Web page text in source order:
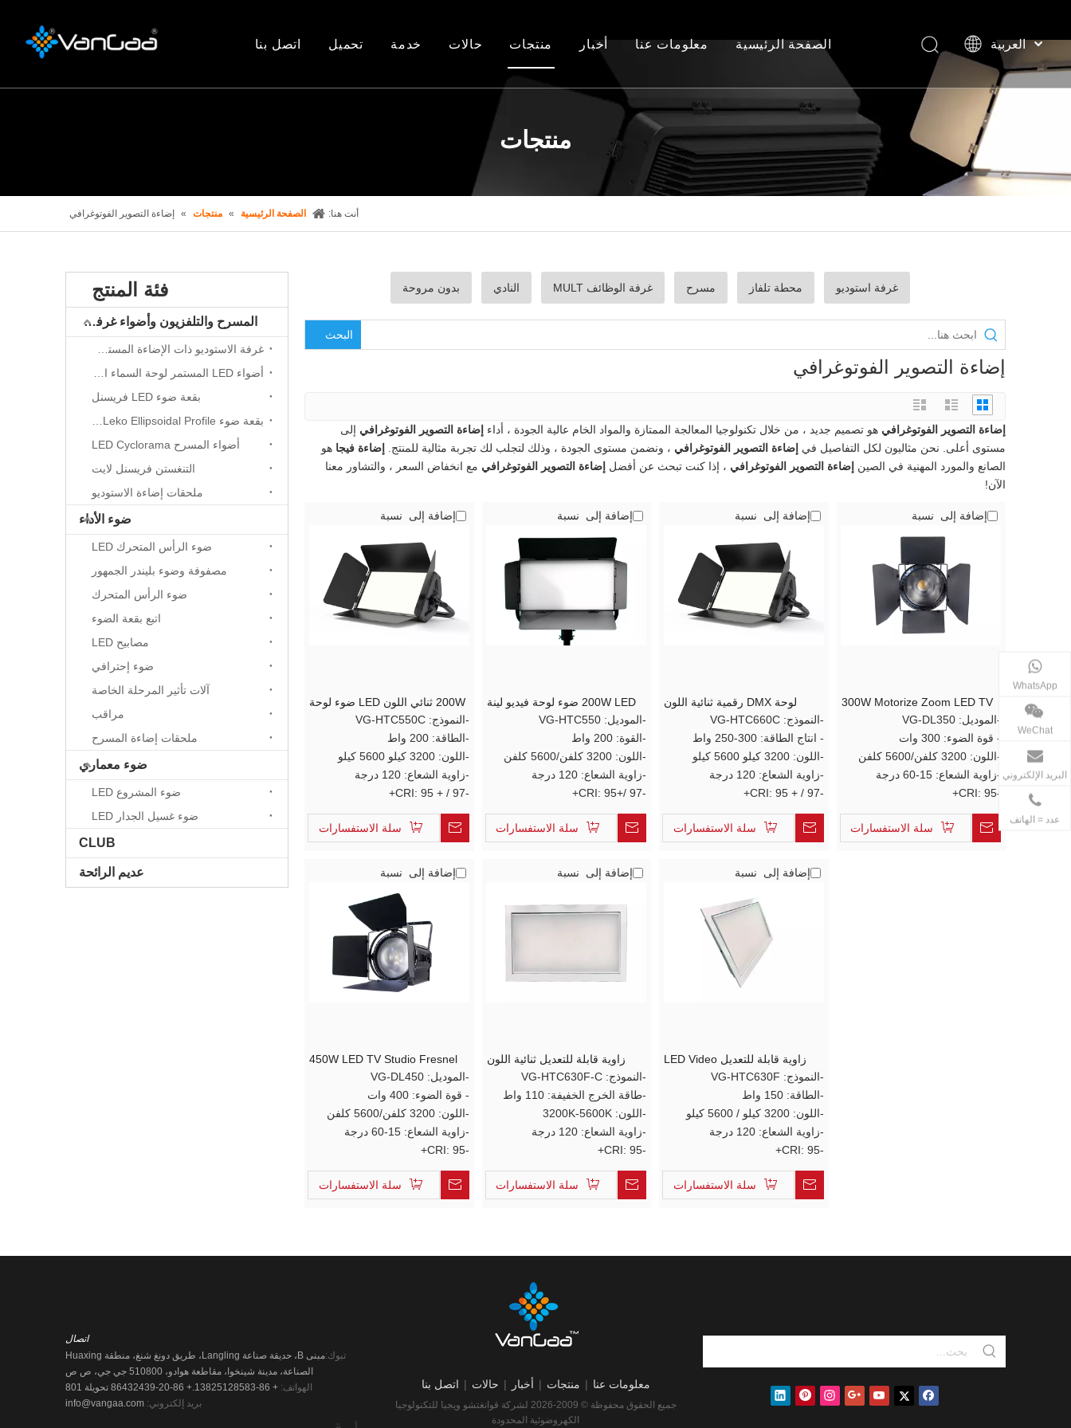
اتصل بنا تحميل خدمة حالات
مشاريع في الصين
منتجات
المسرح، التلفزيون، أضواء غرفة الاستوديو
الضوء المعماري
أخبار
اخبار الصناعة
أخبار فانجا
معلومات عنا الصفحة الرئيسية
العربية
한국어
Deutsch
Español
Pусский
English
منتجات
أنت هنا: الصفحة الرئيسية » منتجات » إضاءة التصوير الفوتوغرافي
فئة المنتج
المسرح والتلفزيون وأضواء غرفة الاستوديو
بقعة ضوء LED فريسنل
أضواء المسرح LED Cyclorama
التنغستن فريسنل لايت
ملحقات إضاءة الاستوديو
ضوء الأداء
ضوء الرأس المتحرك LED
مصفوفة وضوء بليندر الجمهور
ضوء الرأس المتحرك
اتبع بقعة الضوء
مصابيح LED
ضوء إحترافي
آلات تأثير المرحلة الخاصة
مراقب
ملحقات إضاءة المسرح
ضوء معماري
ضوء المشروع LED
ضوء غسيل الجدار LED
CLUB
عديم الرائحة
غرفة استوديو محطة تلفاز مسرح غرفة الوظائف MULT النادي بدون مروحة
البحث
إضاءة التصوير الفوتوغرافي
إضاءة التصوير الفوتوغرافي هو تصميم جديد ، من خلال تكنولوجيا المعالجة الممتازة والمواد الخام عالية الجودة ، أداء إضاءة التصوير الفوتوغرافي إلى
مستوى أعلى. نحن مثاليون لكل التفاصيل في إضاءة التصوير الفوتوغرافي ، ونضمن مستوى الجودة ، وذلك لتجلب لك تجربة مثالية للمنتج. إضاءة فيجا هو
الصانع والمورد المهنية في الصين إضاءة التصوير الفوتوغرافي ، إذا كنت تبحث عن أفضل إضاءة التصوير الفوتوغرافي مع انخفاض السعر ، والتشاور معنا
الآن!
إضافة إلى نسبة
200W ثنائي اللون LED ضوء لوحة
-النموذج: VG-HTC550C
-الطاقة: 200 واط
-اللون: 3200 كيلو 5600 كيلو
-زاوية الشعاع: 120 درجة
-CRI: 95 + / 97+
سلة الاستفسارات
إضافة إلى نسبة
200W LED ضوء لوحة فيديو لينة
-الموديل: VG-HTC550
-القوة: 200 واط
-اللون: 3200 كلفن/5600 كلفن
-زاوية الشعاع: 120 درجة
-CRI: 95+/ 97+
سلة الاستفسارات
إضافة إلى نسبة
لوحة DMX رقمية ثنائية اللون
-النموذج: VG-HTC660C
- انتاج الطاقة: 300-250 واط
-اللون: 3200 كيلو 5600 كيلو
-زاوية الشعاع: 120 درجة
-CRI: 95 + / 97+
سلة الاستفسارات
إضافة إلى نسبة
300W Motorize Zoom LED TV
Studio Fresnel مستمر ضوء النهار
-الموديل: VG-DL350
- قوة الضوء: 300 وات
-اللون: 3200 كلفن/5600 كلفن
-زاوية الشعاع: 15-60 درجة
-CRI: 95+
سلة الاستفسارات
إضافة إلى نسبة
450W LED TV Studio Fresnel
مستمر ضوء النهار
-الموديل: VG-DL450
- قوة الضوء: 400 وات
-اللون: 3200 كلفن/5600 كلفن
-زاوية الشعاع: 15-60 درجة
-CRI: 95+
سلة الاستفسارات
إضافة إلى نسبة
زاوية قابلة للتعديل ثنائية اللون
LED Video Sky
-النموذج: VG-HTC630F-C
-طاقة الخرج الخفيفة: 110 واط
-اللون: 3200K-5600K
-زاوية الشعاع: 120 درجة
-CRI: 95+
سلة الاستفسارات
إضافة إلى نسبة
زاوية قابلة للتعديل LED Video
Sky ضوء لوحة
-النموذج: VG-HTC630F
-الطاقة: 150 واط
-اللون: 3200 كيلو / 5600 كيلو
-زاوية الشعاع: 120 درجة
-CRI: 95+
سلة الاستفسارات
اتصال
تبوك:
مبنى B، حديقة صناعة Langling، طريق دونغ شنغ، منطقة Huaxing
الصناعة، مدينة شينخوا، مقاطعة هوادو، 510800 جي جي، ص ص
الهواتف: + 86-13825128583.
+ 86-20-86432439 تحويلة 801
بريد إلكتروني: info@vangaa.com
معلومات عنا | منتجات | أخبار | حالات | اتصل بنا
جميع الحقوق محفوظة © 2009-2026 لشركة قوانغتشو ويجيا للتكنولوجيا
الكهروضوئية المحدودة
WhatsApp
WeChat
البريد الإلكتروني
عدد = الهاتف